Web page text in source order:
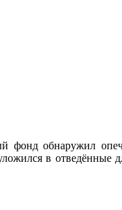
фонд обнаружил
в